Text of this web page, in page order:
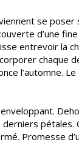
se poser
d’une
entrevoir la
chaque
l’automne.
Promesse